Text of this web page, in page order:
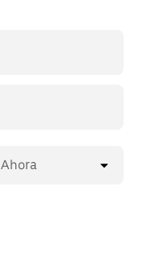
Ahora